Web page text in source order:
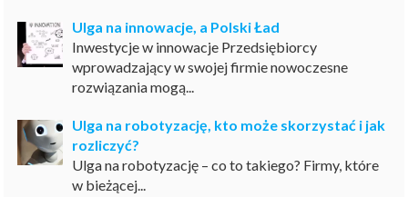
Ulga na innowacje, a Polski Ład
Inwestycje w innowacje Przedsiębiorcy
wprowadzający w swojej firmie nowoczesne
rozwiązania mogą...
Ulga na robotyzację, kto może skorzystać i jak
rozliczyć?
Ulga na robotyzację – co to takiego? Firmy, które
w bieżącej...